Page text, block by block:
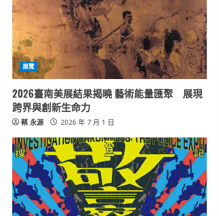
展覽
2026臺南美展結果揭曉 藝術能量匯聚 展現
跨界與創新生命力
蔡 永源 2026 年 7 月 1 日